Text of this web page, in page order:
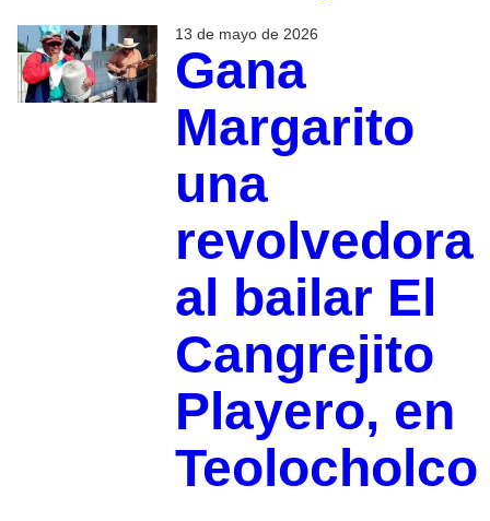
13 de mayo de 2026
Gana
Margarito
una
revolvedora
al bailar El
Cangrejito
Playero, en
Teolocholco